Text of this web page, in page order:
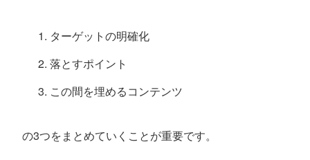
ターゲットの明確化
落とすポイント
この間を埋めるコンテンツ
の3つをまとめていくことが重要です。